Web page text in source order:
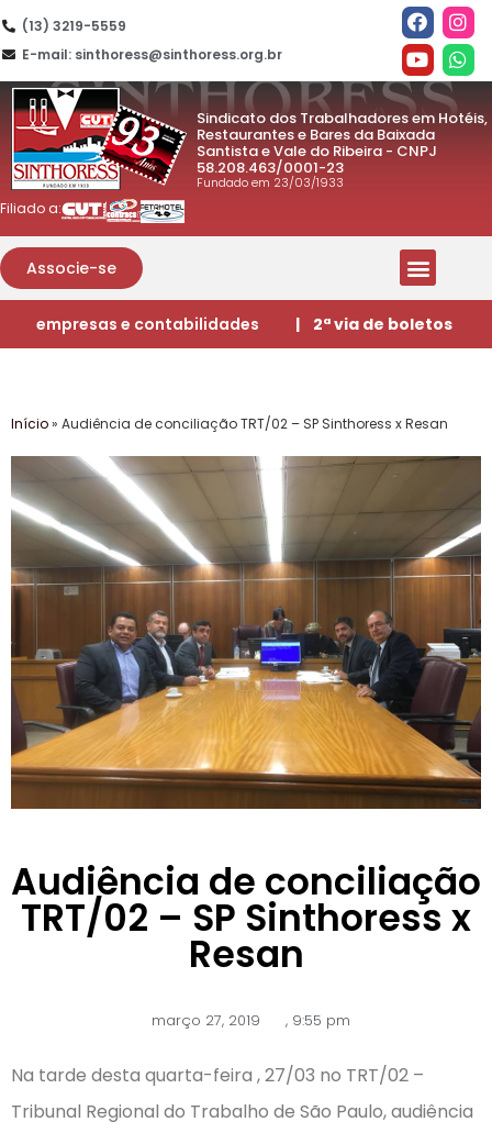
(13) 3219-5559
E-mail: sinthoress@sinthoress.org.br
Sindicato dos Trabalhadores em Hotéis,
Restaurantes e Bares da Baixada
Santista e Vale do Ribeira - CNPJ
58.208.463/0001-23
Fundado em 23/03/1933
Filiado a:
Associe-se
empresas e contabilidades | 2ª via de boletos
Início» Audiência de conciliação TRT/02 – SP Sinthoress x Resan
Audiência de conciliação
TRT/02 – SP Sinthoress x
Resan
março 27, 2019 ,9:55 pm
Na tarde desta quarta-feira , 27/03 no TRT/02 –
Tribunal Regional do Trabalho de São Paulo, audiência